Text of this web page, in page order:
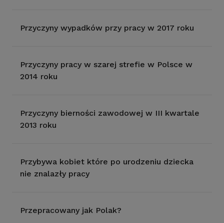
Przyczyny wypadków przy pracy w 2017 roku
Przyczyny pracy w szarej strefie w Polsce w
2014 roku
Przyczyny bierności zawodowej w III kwartale
2013 roku
Przybywa kobiet które po urodzeniu dziecka
nie znalazły pracy
Przepracowany jak Polak?